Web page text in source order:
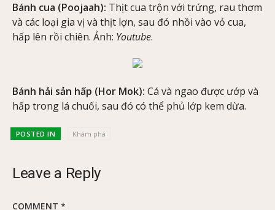
Bánh cua (Poojaah): Thịt cua trộn với trứng, rau thơm
và các loại gia vị và thịt lợn, sau đó nhồi vào vỏ cua,
hấp lên rồi chiên. Ảnh: Youtube.
Bánh hải sản hấp (Hor Mok): Cá và ngao được ướp và
hấp trong lá chuối, sau đó có thể phủ lớp kem dừa.
POSTED IN Khám phá
Leave a Reply
COMMENT *